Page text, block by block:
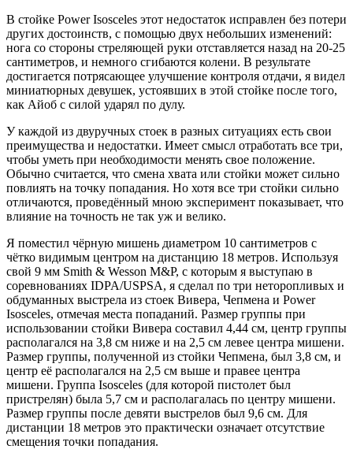
В стойке Power Isosceles этот недостаток исправлен без потери
других достоинств, с помощью двух небольших изменений:
нога со стороны стреляющей руки отставляется назад на 20-25
сантиметров, и немного сгибаются колени. В результате
достигается потрясающее улучшение контроля отдачи, я видел
миниатюрных девушек, устоявших в этой стойке после того,
как Айоб с силой ударял по дулу.
У каждой из двуручных стоек в разных ситуациях есть свои
преимущества и недостатки. Имеет смысл отработать все три,
чтобы уметь при необходимости менять свое положение.
Обычно считается, что смена хвата или стойки может сильно
повлиять на точку попадания. Но хотя все три стойки сильно
отличаются, проведённый мною эксперимент показывает, что
влияние на точность не так уж и велико.
Я поместил чёрную мишень диаметром 10 сантиметров с
чётко видимым центром на дистанцию 18 метров. Используя
свой 9 мм Smith & Wesson M&P, с которым я выступаю в
соревнованиях IDPA/USPSA, я сделал по три неторопливых и
обдуманных выстрела из стоек Вивера, Чепмена и Power
Isosceles, отмечая места попаданий. Размер группы при
использовании стойки Вивера составил 4,44 см, центр группы
располагался на 3,8 см ниже и на 2,5 см левее центра мишени.
Размер группы, полученной из стойки Чепмена, был 3,8 см, и
центр её располагался на 2,5 см выше и правее центра
мишени. Группа Isosceles (для которой пистолет был
пристрелян) была 5,7 см и располагалась по центру мишени.
Размер группы после девяти выстрелов был 9,6 см. Для
дистанции 18 метров это практически означает отсутствие
смещения точки попадания.